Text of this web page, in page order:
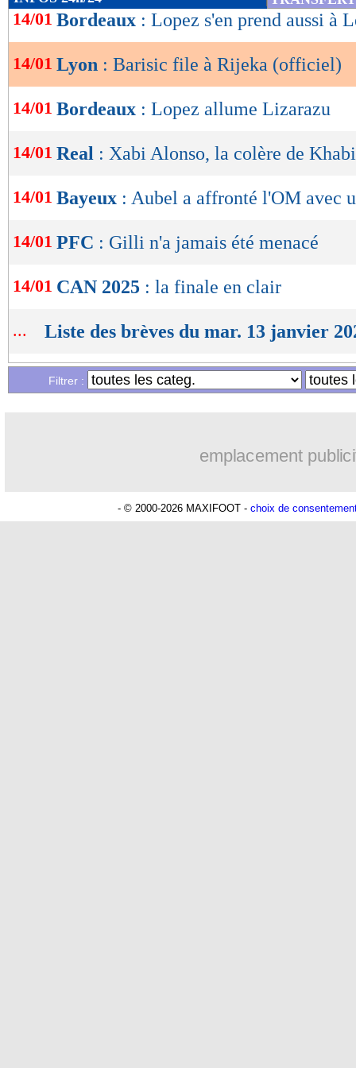
de
OK
14/01 Bordeaux : Lopez s'en prend aussi à
14/01 Lyon : Barisic file à Rijeka (officiel)
14/01 Bordeaux : Lopez allume Lizarazu
14/01 Real : Xabi Alonso, la colère de
14/01 Bayeux : Aubel a affronté l'OM avec
14/01 PFC : Gilli n'a jamais été menacé
14/01 CAN 2025 : la finale en clair
... Liste des brèves du mar. 13 janvier
Liste des brèves du lun. 12 janvier
Filtrer :
emplacement
- © 2000-2026 MAXIFOOT - choix de